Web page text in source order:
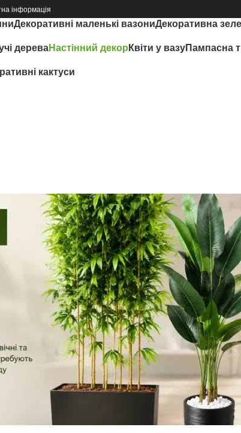
інформація
Декоративні маленькі вазониДекоративна
дереваНастінний декор Квіти у вазуПампасна
кактуси